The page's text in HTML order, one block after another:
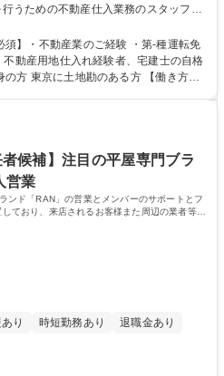
うための不動産仕入業務のスタッフを
知見を活かしたルート営業を行ってい
済日時)の交渉・決済 ・住宅の商品企画
職種 【新宿/用地仕
動産業のご経験 ・第-種運転免
動産用地仕入れ経験者、宅建士の自格
健康経営優良法人2023」認定取得※
候補】注目の平屋専門ブラ
営業
ンド「RAN」の営業とメンバーのサポートとフ
ており、来店されるお客様また周辺の業者等
り 時短勤務あり
退職金あり